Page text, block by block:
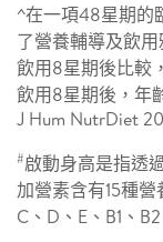
^在一項48星期的
了營養輔導及飲
飲用8星期後比較
飲用8星期後，年
J Hum NutrDiet
#啟動身高是指透
加營素含有15種
C、D、E、B1、